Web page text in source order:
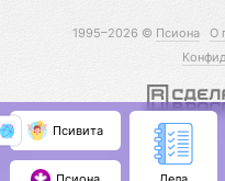
1995–2026 © Псиона О
Псивита